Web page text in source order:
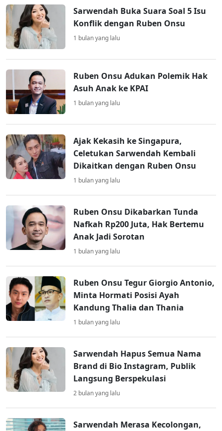
Sarwendah Buka Suara Soal 5 Isu
Konflik dengan Ruben Onsu
1 bulan yang lalu
Ruben Onsu Adukan Polemik Hak
Asuh Anak ke KPAI
1 bulan yang lalu
Ajak Kekasih ke Singapura,
Celetukan Sarwendah Kembali
Dikaitkan dengan Ruben Onsu
1 bulan yang lalu
Ruben Onsu Dikabarkan Tunda
Nafkah Rp200 Juta, Hak Bertemu
Anak Jadi Sorotan
1 bulan yang lalu
Ruben Onsu Tegur Giorgio Antonio,
Minta Hormati Posisi Ayah
Kandung Thalia dan Thania
1 bulan yang lalu
Sarwendah Hapus Semua Nama
Brand di Bio Instagram, Publik
Langsung Berspekulasi
2 bulan yang lalu
Sarwendah Merasa Kecolongan,